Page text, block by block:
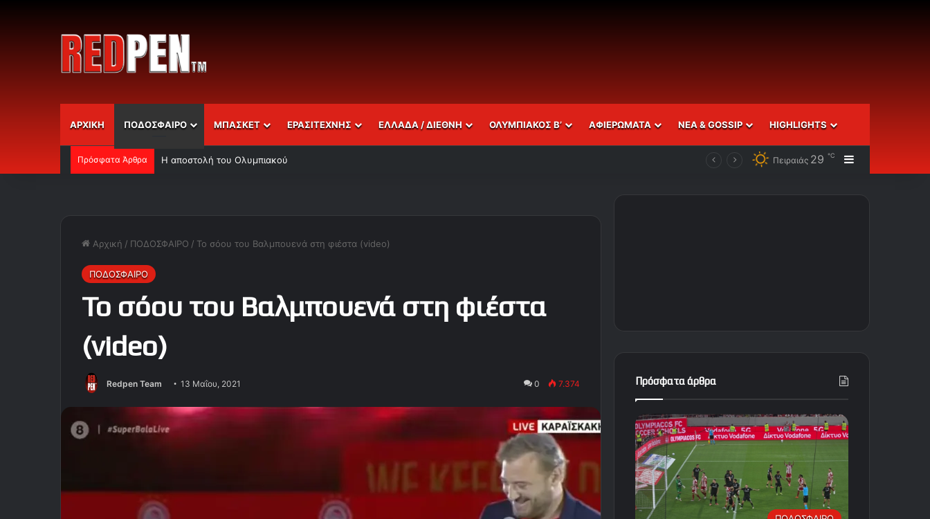
ΑΡΧΙΚΗ ΠΟΔΟΣΦΑΙΡΟ ΜΠΑΣΚΕΤ ΕΡΑΣΙΤΕΧΝΗΣ ΕΛΛΑΔΑ / ΔΙΕΘΝΗ ΟΛΥΜΠΙΑΚΟΣ Β’ ΑΦΙΕΡΩΜΑΤΑ ΝΕΑ & GOSSIP HIGHLIGHTS
Πρόσφατα Άρθρα Η αποστολή του Ολυμπιακού Πειραιάς 29 ℃ Sidebar
Αρχική / ΠΟΔΟΣΦΑΙΡΟ / Το σόου του Βαλμπουενά στη φιέστα (video)
ΠΟΔΟΣΦΑΙΡΟ
Το σόου του Βαλμπουενά στη φιέστα
(video)
Redpen Team 13 Μαΐου, 2021 0 7.374 Πρόσφατα άρθρα